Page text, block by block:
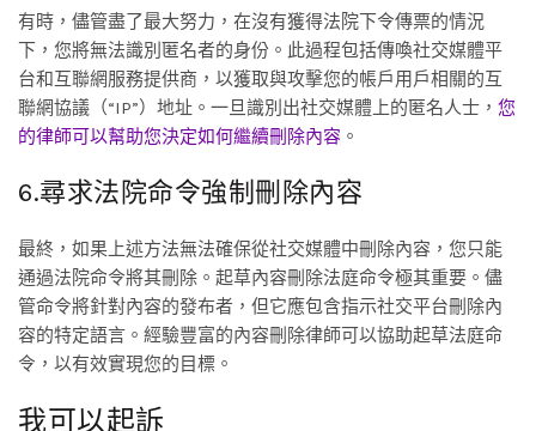
有時，儘管盡了最大努力，在沒有獲得法院下令傳票的情況
下，您將無法識別匿名者的身份。此過程包括傳喚社交媒體平
台和互聯網服務提供商，以獲取與攻擊您的帳戶用戶相關的互
聯網協議（“IP”）地址。一旦識別出社交媒體上的匿名人士， 您
的律師可以幫助您決定如何繼續刪除內容 。
6.尋求法院命令強制刪除內容
最終，如果上述方法無法確保從社交媒體中刪除內容，您只能
通過法院命令將其刪除。起草內容刪除法庭命令極其重要。儘
管命令將針對內容的發布者，但它應包含指示社交平台刪除內
容的特定語言。經驗豐富的內容刪除律師可以協助起草法庭命
令，以有效實現您的目標。
我可以起訴